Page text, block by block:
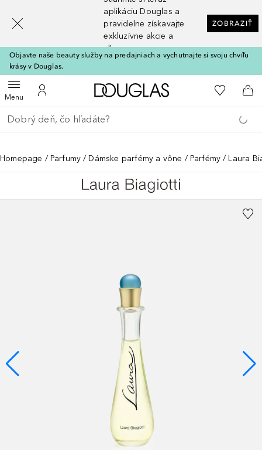
aplikáciu Douglas a
pravidelne získavajte
exkluzívne akcie a
zľavy
ZOBRAZIŤ
Objavte naše beauty služby na predajniach a vychutnajte si svoju chvíľu
krásy v Douglas.
MenuOtvoriť menuDo môjho účtu
Domov Do môjho
Do
Choď späť
Vykonajte vyhľadávanie
Homepage Parfumy Dámske parfémy a vône Parfémy Laura
[navigation.slideout.screenreader]